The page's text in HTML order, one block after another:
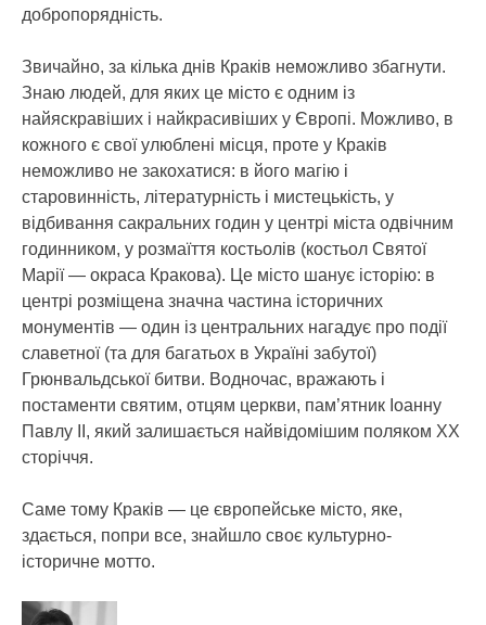
добропорядність.
Звичайно, за кілька днів Краків неможливо збагнути.
Знаю людей, для яких це місто є одним із
найяскравіших і найкрасивіших у Європі. Можливо, в
кожного є свої улюблені місця, проте у Краків
неможливо не закохатися: в його магію і
старовинність, літературність і мистецькість, у
відбивання сакральних годин у центрі міста одвічним
годинником, у розмаїття костьолів (костьол Святої
Марії — окраса Кракова). Це місто шанує історію: в
центрі розміщена значна частина історичних
монументів — один із центральних нагадує про події
славетної (та для багатьох в Україні забутої)
Грюнвальдської битви. Водночас, вражають і
постаменти святим, отцям церкви, пам’ятник Іоанну
Павлу ІІ, який залишається найвідомішим поляком ХХ
сторіччя.
Саме тому Краків — це європейське місто, яке,
здається, попри все, знайшло своє культурно-
історичне мотто.